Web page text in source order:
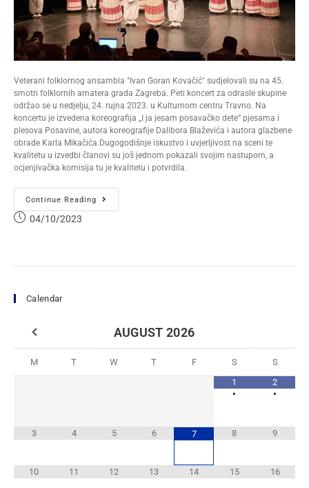
Veterani folklornog ansambla "Ivan Goran Kovačić" sudjelovali su na 45.
smotri folklornih amatera grada Zagreba. Peti koncert za odrasle skupine
održao se u nedjelju, 24. rujna 2023. u Kulturnom centru Travno. Na
koncertu je izvedena koreografija „I ja jesam posavačko dete“ pjesama i
plesova Posavine, autora koreografije Dalibora Blaževića i autora glazbene
obrade Karla Mikačića.Dugogodišnje iskustvo i uvjerljivost na sceni te
kvalitetu u izvedbi članovi su još jednom pokazali svojim nastupom, a
ocjenjivačka komisija tu je kvalitetu i potvrdila.
Continue Reading
04/10/2023
Calendar
AUGUST 2026
M T W T F S
S
1
•
2
•
3 4 5 6 7 8 9
10 11 12 13 14 15 16